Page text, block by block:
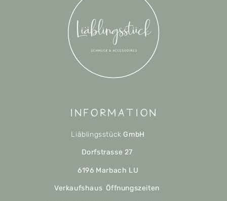
Information
Liäblingsstück GmbH
Dorfstrasse 27
6196 Marbach LU
Verkaufshaus Öffnungszeiten